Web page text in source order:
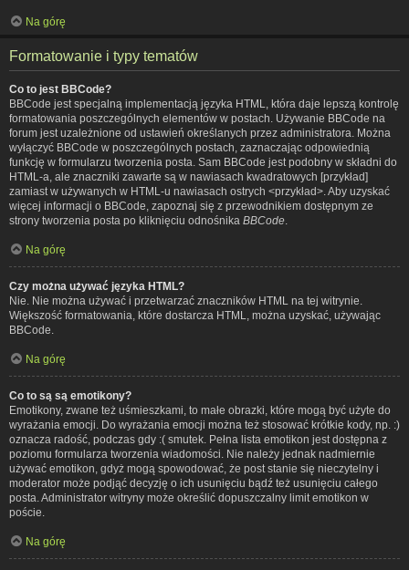
Na górę
Formatowanie i typy tematów
Co to jest BBCode?
BBCode jest specjalną implementacją języka HTML, która daje lepszą kontrolę
formatowania poszczególnych elementów w postach. Używanie BBCode na
forum jest uzależnione od ustawień określanych przez administratora. Można
wyłączyć BBCode w poszczególnych postach, zaznaczając odpowiednią
funkcję w formularzu tworzenia posta. Sam BBCode jest podobny w składni do
HTML-a, ale znaczniki zawarte są w nawiasach kwadratowych [przykład]
zamiast w używanych w HTML-u nawiasach ostrych <przykład>. Aby uzyskać
więcej informacji o BBCode, zapoznaj się z przewodnikiem dostępnym ze
strony tworzenia posta po kliknięciu odnośnika BBCode
Na górę
Czy można używać języka HTML?
Nie. Nie można używać i przetwarzać znaczników HTML na tej witrynie.
Większość formatowania, które dostarcza HTML, można uzyskać, używając
BBCode.
Na górę
Co to są są emotikony?
Emotikony, zwane też uśmieszkami, to małe obrazki, które mogą być użyte do
wyrażania emocji. Do wyrażania emocji można też stosować krótkie kody, np. :)
oznacza radość, podczas gdy :( smutek. Pełna lista emotikon jest dostępna z
poziomu formularza tworzenia wiadomości. Nie należy jednak nadmiernie
używać emotikon, gdyż mogą spowodować, że post stanie się nieczytelny i
moderator może podjąć decyzję o ich usunięciu bądź też usunięciu całego
posta. Administrator witryny może określić dopuszczalny limit emotikon w
poście.
Na górę